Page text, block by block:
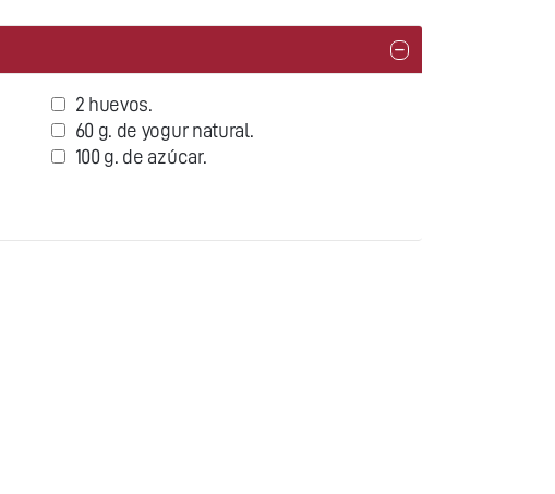
2 huevos.
60 g. de yogur natural.
100 g. de azúcar.